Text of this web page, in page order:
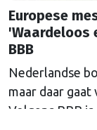
Europese
'Waardeloos
BBB
Nederlandse
maar daar
Volgens BBB is